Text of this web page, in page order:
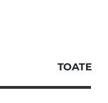
TOATE